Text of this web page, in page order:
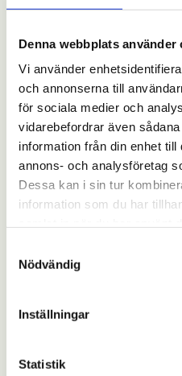
Denna webbplats använder
Vi använder
och annonserna till
för sociala medier och
vidarebefordrar även
information från din enhet
annons- och analysföretag
Dessa kan i sin tur
information som du har
Nödvändig
Inställningar
Statistik
installera. Följ stegen
installationsvideo
Fungerar Nokeyfy
alla dörrar och
tillgång till någon?
koder eller digitala